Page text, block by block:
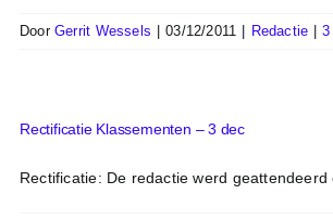
DoorGerrit Wessels 03/12/2011 Redactie
Rectificatie Klassementen – 3 dec
Rectificatie: De redactie werd